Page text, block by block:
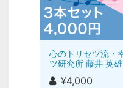
心のトリセツ流・
ツ研究所 藤井 英
¥4,000